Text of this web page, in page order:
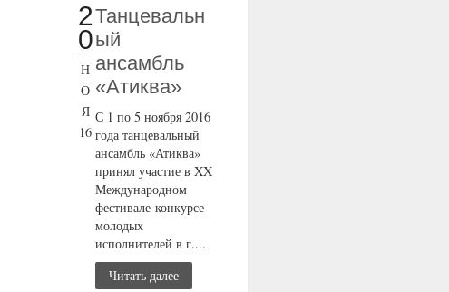
2
0
Н
О
Я
16
Танцевальн
ый
ансамбль
«Атиква»
С 1 по 5 ноября 2016
года танцевальный
ансамбль «Атиква»
принял участие в XX
Международном
фестивале-конкурсе
молодых
исполнителей в г....
Читать далее